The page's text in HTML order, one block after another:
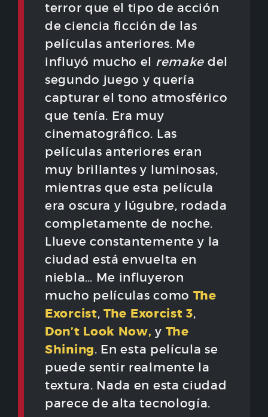
terror que el tipo de acción
de ciencia ficción de las
películas anteriores. Me
influyó mucho el remake del
segundo juego y quería
capturar el tono atmosférico
que tenía. Era muy
cinematográfico. Las
películas anteriores eran
muy brillantes y luminosas,
mientras que esta película
era oscura y lúgubre, rodada
completamente de noche.
Llueve constantemente y la
ciudad está envuelta en
niebla… Me influyeron
mucho películas como The
Exorcist,The Exorcist 3,
Don’t Look Now, y The
Shining. En esta película se
puede sentir realmente la
textura. Nada en esta ciudad
parece de alta tecnología.